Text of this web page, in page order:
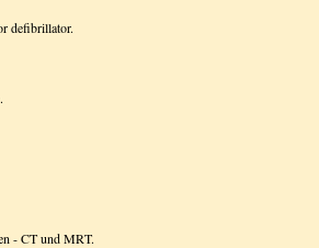
defibrillator.
- CT und MRT.